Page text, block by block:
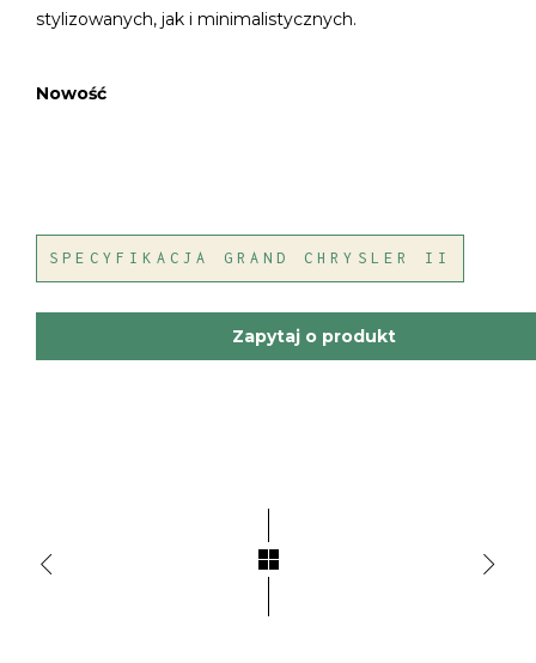
stylizowanych, jak i minimalistycznych.
Nowość
SPECYFIKACJA GRAND CHRYSLER II
Zapytaj o produkt